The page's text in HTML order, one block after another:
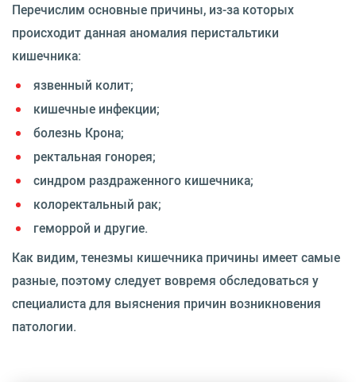
Перечислим основные причины, из-за которых
происходит данная аномалия перистальтики
кишечника:
язвенный колит;
кишечные инфекции;
болезнь Крона;
ректальная гонорея;
синдром раздраженного кишечника;
колоректальный рак;
геморрой и другие.
Как видим, тенезмы кишечника причины имеет самые
разные, поэтому следует вовремя обследоваться у
специалиста для выяснения причин возникновения
патологии.